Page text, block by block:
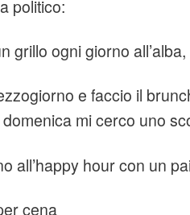
politico:
grillo ogni giorno
e faccio il
mi cerco uno
all’happy hour con un
cena